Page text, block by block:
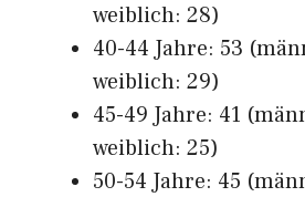
weiblich: 28)
40-44 Jahre: 53
weiblich: 29)
45-49 Jahre: 41
weiblich: 25)
50-54 Jahre: 45